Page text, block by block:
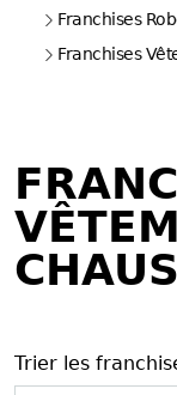
Franchises
Franchises
Trier les